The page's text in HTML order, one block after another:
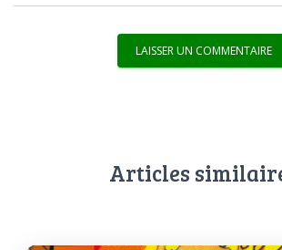
Articles